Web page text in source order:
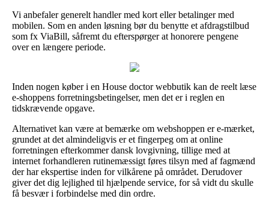
Vi anbefaler generelt handler med kort eller betalinger med
mobilen. Som en anden løsning bør du benytte et afdragstilbud
som fx ViaBill, såfremt du efterspørger at honorere pengene
over en længere periode.
Inden nogen køber i en House doctor webbutik kan de reelt læse
e-shoppens forretningsbetingelser, men det er i reglen en
tidskrævende opgave.
Alternativet kan være at bemærke om webshoppen er e-mærket,
grundet at det almindeligvis er et fingerpeg om at online
forretningen efterkommer dansk lovgivning, tillige med at
internet forhandleren rutinemæssigt føres tilsyn med af fagmænd
der har ekspertise inden for vilkårene på området. Derudover
giver det dig lejlighed til hjælpende service, for så vidt du skulle
få besvær i forbindelse med din ordre.